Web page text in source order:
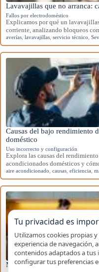
Lavavajillas que no arranca:
Fallos por electrodoméstico
Explicamos por qué un
corriente, analizando bloqueos
averías lavavajillas servicio técnico
Causas del bajo rendimiento
doméstico
Uso incorrecto y configuración
Explora las causas del
acondicionados domésticos y
aire acondicionado causas eficiencia
Mantenimiento básico para
Tu privacidad es
Utilizamos cookies propias
experiencia de navegación,
contenidos adaptados a tus
configurar tus preferencias